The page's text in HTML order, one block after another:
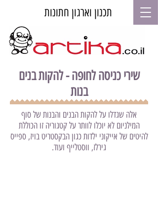
תכנון וארגון חתונות
שירי כניסה לחופה - להקות בנים
בנות
אלה שגדלו על להקות הבנים והבנות של סוף
המילניום לא יוכלו לוותר על קטגוריה זו הכוללת
להיטים של אייקוני ילדות כגון הבקסטריט בויז, ספייס
גירלז, ווסטלייף ועוד.